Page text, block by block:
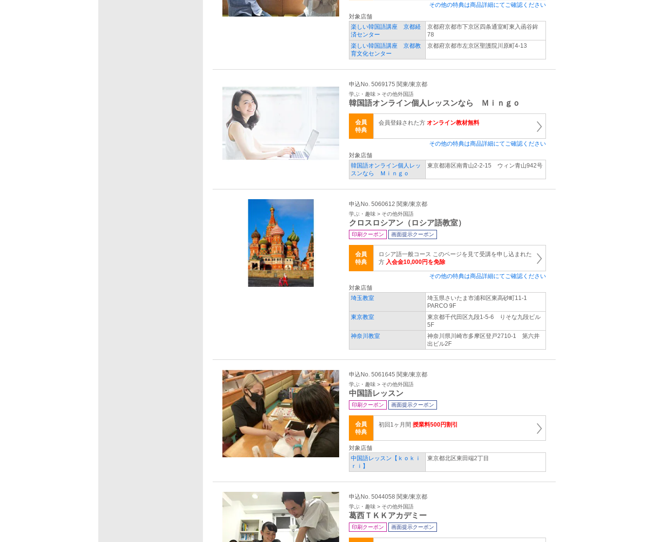
その他の特典は商品詳細にてご確認ください
対象店舗
楽しい韓国語講座 京都経
済センター
京都府京都市下京区四条通室町東入函谷鉾
78
楽しい韓国語講座 京都教
育文化センター
京都府京都市左京区聖護院川原町4-13
申込No. 5069175 関東/東京都
学ぶ・趣味 > その他外国語
韓国語オンライン個人レッスンなら Ｍｉｎｇｏ
会員
特典
会員登録された方 オンライン教材無料
その他の特典は商品詳細にてご確認ください
対象店舗
韓国語オンライン個人レッ
スンなら Ｍｉｎｇｏ
東京都港区南青山2-2-15 ウィン青山942号
申込No. 5060612 関東/東京都
学ぶ・趣味 > その他外国語
クロスロシアン（ロシア語教室）
印刷クーポン 画面提示クーポン
会員
特典
ロシア語一般コース このページを見て受講を申し込まれた
方 入会金10,000円を免除
その他の特典は商品詳細にてご確認ください
対象店舗
埼玉教室
埼玉県さいたま市浦和区東高砂町11-1
PARCO 9F
東京教室
東京都千代田区九段1-5-6 りそな九段ビル
5F
神奈川教室
神奈川県川崎市多摩区登戸2710-1 第六井
出ビル2F
申込No. 5061645 関東/東京都
学ぶ・趣味 > その他外国語
中国語レッスン
印刷クーポン 画面提示クーポン
会員
特典
初回1ヶ月間 授業料500円割引
対象店舗
中国語レッスン【ｋｏｋｉ
ｒｉ】
東京都北区東田端2丁目
申込No. 5044058 関東/東京都
学ぶ・趣味 > その他外国語
葛西ＴＫＫアカデミー
印刷クーポン 画面提示クーポン